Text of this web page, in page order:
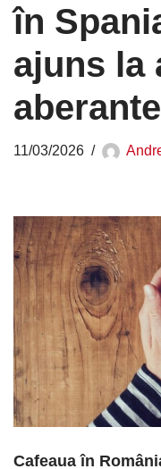
în
ajuns la
aberante
11/03/2026
Cafeaua în